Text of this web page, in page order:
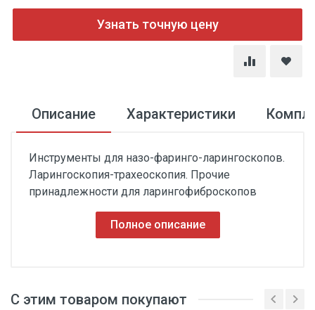
Узнать точную цену
Описание Характеристики
Инструменты для назо-фаринго-ларингоскопов.
Ларингоскопия-трахеоскопия. Прочие
принадлежности для ларингофиброскопов
Полное описание
С этим товаром покупают